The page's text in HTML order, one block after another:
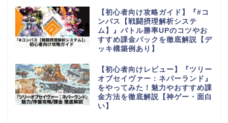
【初心者向け攻略ガイド】『#コ
ンパス【戦闘摂理解析システ
ム】』バトル勝率UPのコツやお
すすめ課金パックを徹底解説【デ
ッキ構築例あり】
【初心者向けレビュー】『ツリー
オブセイヴァー：ネバーランド』
をやってみた！魅力やおすすめ課
金方法を徹底解説【神ゲー・面白
い】